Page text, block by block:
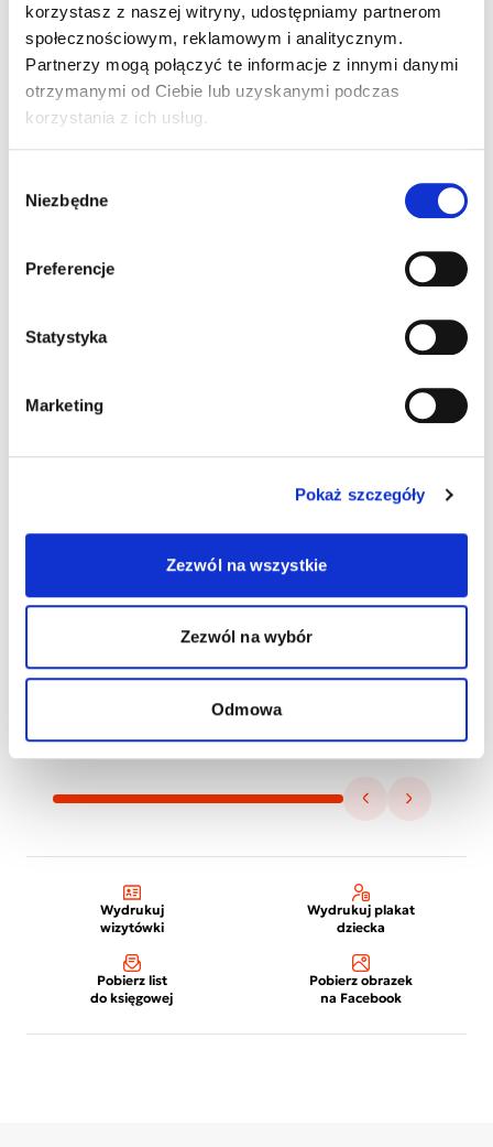
korzystasz z naszej witryny, udostępniamy partnerom
społecznościowym, reklamowym i analitycznym.
Partnerzy mogą połączyć te informacje z innymi danymi
otrzymanymi od Ciebie lub uzyskanymi podczas
korzystania z ich usług.
zgody
Niezbędne
Preferencje
Statystyka
Marketing
Pokaż szczegóły
Zezwól na wszystkie
Zezwól na wybór
Odmowa
wszystkich kosztów pełnej rehabilitacji dziecka.
Prosimy o Państwa wsparcie, o przekazanie 1%
podatku na Emilkę. Bardzo dziękujemy za każdą
pomoc.
Wydrukuj
wizytówki
Wydrukuj plakat
dziecka
Pobierz list
do księgowej
Pobierz obrazek
na Facebook